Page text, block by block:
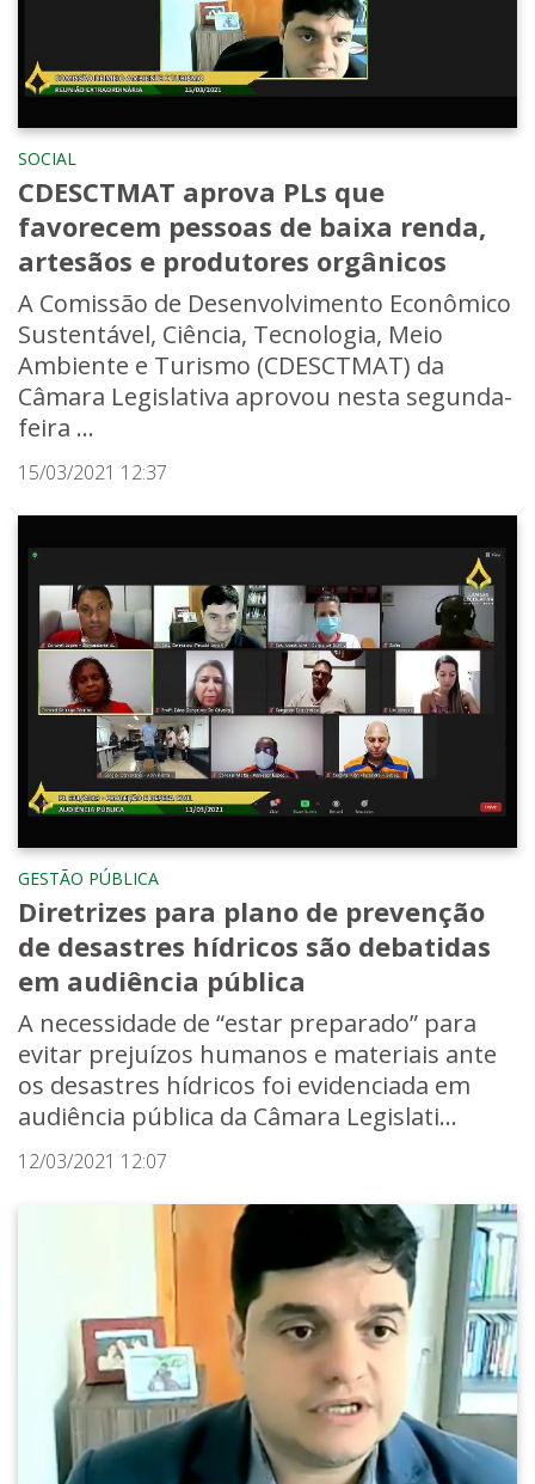
SOCIAL
CDESCTMAT aprova PLs que
favorecem pessoas de baixa renda,
artesãos e produtores orgânicos
A Comissão de Desenvolvimento Econômico
Sustentável, Ciência, Tecnologia, Meio
Ambiente e Turismo (CDESCTMAT) da
Câmara Legislativa aprovou nesta segunda-
feira ...
15/03/2021 12:37
GESTÃO PÚBLICA
Diretrizes para plano de prevenção
de desastres hídricos são debatidas
em audiência pública
A necessidade de “estar preparado” para
evitar prejuízos humanos e materiais ante
os desastres hídricos foi evidenciada em
audiência pública da Câmara Legislati...
12/03/2021 12:07